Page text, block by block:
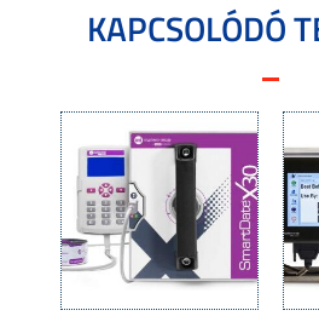
KAPCSOLÓDÓ